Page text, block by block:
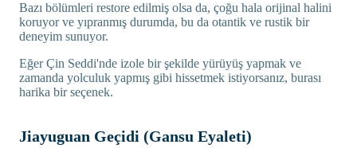
Bazı bölümleri restore edilmiş olsa da, çoğu hala orijinal halini
koruyor ve yıpranmış durumda, bu da otantik ve rustik bir
deneyim sunuyor.
Eğer Çin Seddi'nde izole bir şekilde yürüyüş yapmak ve
zamanda yolculuk yapmış gibi hissetmek istiyorsanız, burası
harika bir seçenek.
Jiayuguan Geçidi (Gansu Eyaleti)